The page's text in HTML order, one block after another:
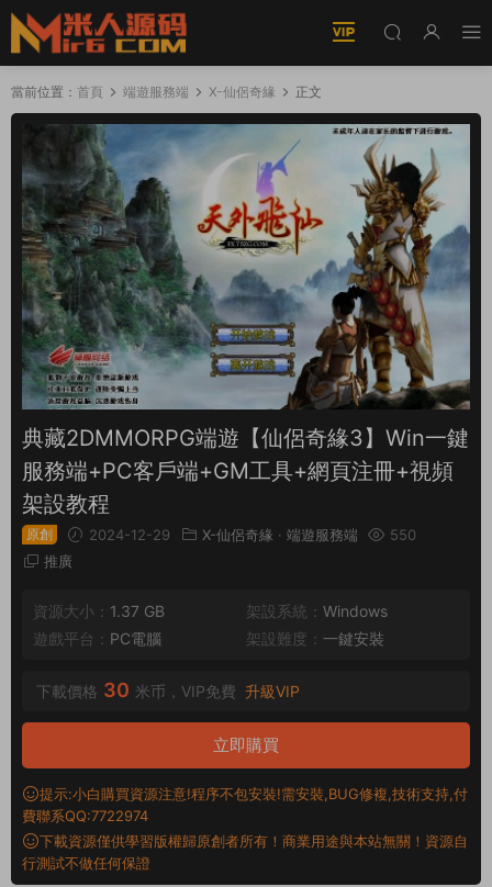
當前位置： 首頁 端遊服務端 X-仙侶奇緣 正文
典藏2DMMORPG端遊【仙侶奇緣3】Win一鍵
服務端+PC客戶端+GM工具+網頁注冊+視頻
架設教程
原創 2024-12-29 X-仙侶奇緣 · 端遊服務端
550
推廣
資源大小： 1.37 GB 架設系統： Windows
遊戲平台： PC電腦 架設難度： 一鍵安裝
下載價格 30 米币，VIP免費 升級VIP
立即購買
提示:小白購買資源注意!程序不包安裝!需安裝,BUG修複,技術支持,付
費聯系QQ:7722974
下載資源僅供學習版權歸原創者所有！商業用途與本站無關！資源自
行測試不做任何保證